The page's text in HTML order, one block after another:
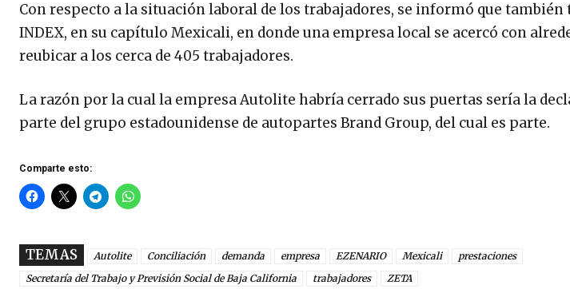
Con respecto a la situación laboral de los trabajadores, se informó que
INDEX, en su capítulo Mexicali, en donde una empresa local se acercó con
reubicar a los cerca de 405 trabajadores.
La razón por la cual la empresa Autolite habría cerrado sus puertas sería la
parte del grupo estadounidense de autopartes Brand Group, del cual es parte.
Comparte esto:
TEMAS Autolite Conciliación demanda empresa EZENARIO Mexicali
prestaciones
Secretaría del Trabajo y Previsión Social de Baja California
trabajadores ZETA